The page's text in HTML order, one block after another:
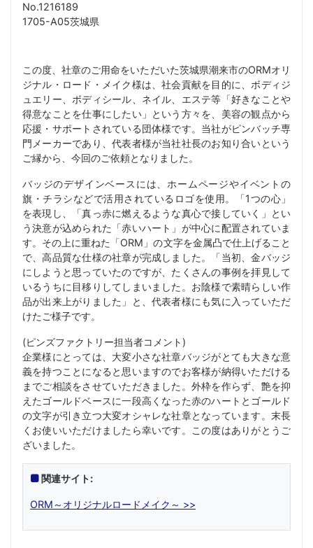
No.1216189
1705-A05茨城県
この度、社章のご用命をいただいた茨城県潮来市のORMオリ
ジナル・ロード・メイク様は、社会貢献を目的に、ボディジ
ュエリー、ボディシール、ネイル、エステ等「好きなことや
得意なことを仕事にしたい」という方々を、美容の観点から
応援・サポートされている団体様です。当社がピンバッチ専
門メーカーであり、代表者様が当社社長のお知り合いという
ご縁から、今回のご依頼となりました。
バッジのデザインベースには、ホームページやイベントの
旗・チラシなどで活用されているロゴを使用。「1つの心」
を表現し、「真っ赤に燃えるような真心で接していく」とい
う決意が込められた「赤いハート」が中心に配置されていま
す。その上に重ねた「ORM」の文字を金属凸で仕上げること
で、高品質な仕様の社章が完成しました。「当初、金バッジ
にしようと思っていたのですが、たくさんの事例を拝見して
いるうちに目移りしてしまいました。お陰様で素晴らしい作
品が出来上がりました」と、代表者様にも気に入っていただ
けたご様子です。
(ピンズファクトリー担当者コメント)
企業様にとっては、大変小さな社章バッジがとても大きな意
義を持つことになると思いますのでお客様が納得いただける
までご相談をさせていただきました。外枠を作らず、艶を抑
えたゴールドベースに一段高くなった赤のハートとゴールド
の文字が引き立つ大変オシャレな社章となっています。末長
くお使いいただけましたら幸いです。この度はありがとうご
ざいました。
関連サイト:
ORM～オリジナルロードメイク～ >>